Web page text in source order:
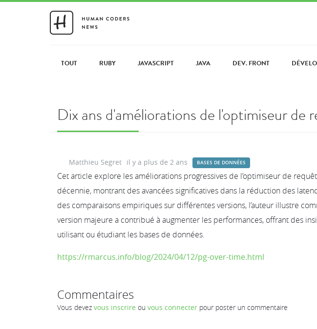
TOUT RUBY JAVASCRIPT JAVA DEV. FRONT
Dix ans d'améliorations de l'optimiseur de
Matthieu Segret il y a plus de 2 ans BASES DE DONNÉES
Cet article explore les améliorations progressives de l’optimiseur de
décennie, montrant des avancées significatives dans la réduction des
des comparaisons empiriques sur différentes versions, l’auteur illustre
version majeure a contribué à augmenter les performances, offrant des
utilisant ou étudiant les bases de données.
https://rmarcus.info/blog/2024/04/12/pg-over-time.html
Commentaires
Vous devez vous inscrire ou vous connecter pour poster un commentaire